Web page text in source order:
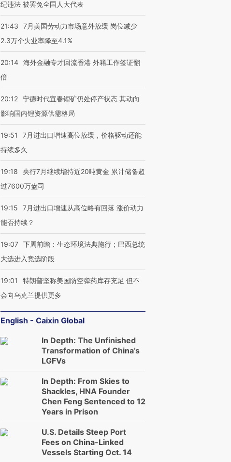
纪违法 被罢免全国人大代表
21:43
7月美国劳动力市场意外放缓 岗位减少
2.3万个失业率降至4.1%
20:14 海外金融专才回流香港 外籍工作签证翻
倍
20:12 宁德时代宜春锂矿仍处停产状态 其动向
影响国内锂资源供需格局
19:51
7月进出口增速高位放缓，价格驱动还能
持续多久
19:18
央行7月继续增持近20吨黄金 累计储备超
过7600万盎司
19:15
7月进出口增速从高位略有回落 涨价动力
能否持续？
19:07 下周前瞻：生态环境法典施行；巴西总统
大选进入竞选阶段
19:01
特朗普坚称美国防空弹药库存充足 但不
会向乌克兰提供更多
English - Caixin Global
In Depth: The Unfinished
Transformation of China’s
LGFVs
In Depth: From Skies to
Shackles, HNA Founder
Chen Feng Sentenced to 12
Years in Prison
U.S. Details Steep Port
Fees on China-Linked
Vessels Starting Oct. 14